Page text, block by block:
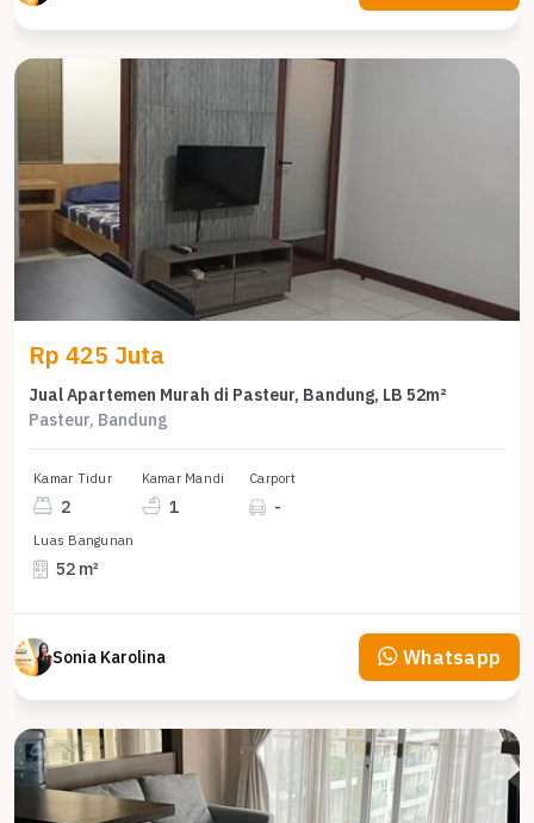
Rp 425 Juta
Jual Apartemen Murah di Pasteur, Bandung, LB 52m²
Pasteur, Bandung
Kamar Tidur
2
Kamar Mandi
1
Carport
-
Luas Bangunan
52 m²
Sonia Karolina Whatsapp